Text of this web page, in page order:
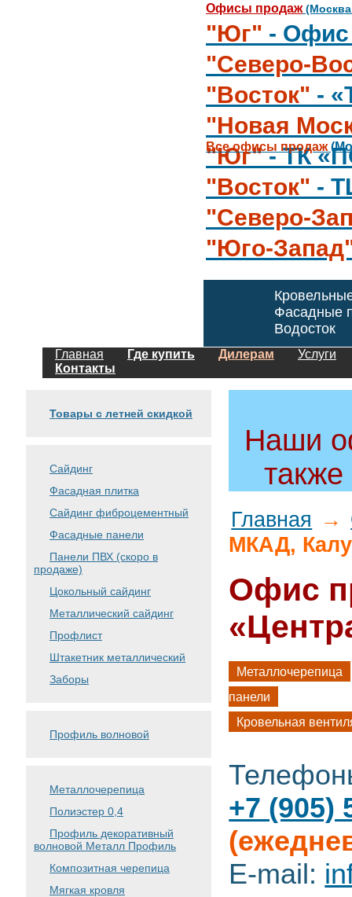
Офисы продаж(Москва
"Юг" -
"Северо-
"Восток" -
"Новая
"Юг"- ТК
"Восток" -
"Северо-
"Юго-
Все офисы продаж
Фасадные
Водосток
Главная Где купить Дилерам
Услуги
Контакты
Товары с летней скидкой
Сайдинг
Фасадная плитка
Сайдинг фиброцементный
Фасадные панели
Панели ПВХ (скоро в
продаже)
Цокольный сайдинг
Металлический сайдинг
Профлист
Штакетник металлический
Заборы
Профиль волновой
Металлочерепица
Полиэстер 0,4
Профиль декоративный
волновой Металл Профиль
Композитная черепица
Мягкая кровля
Наши
Главная →
МКАД,
Офис
Металлочерепица
панели
Кровельная
+7 (905)
E-mail: